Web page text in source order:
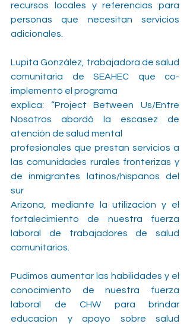
recursos locales y referencias para
personas que necesitan servicios
adicionales.
Lupita González, trabajadora de salud
comunitaria de SEAHEC que co-
implementó el programa
explica: “Project Between Us/Entre
Nosotros abordó la escasez de
atención de salud mental
profesionales que prestan servicios a
las comunidades rurales fronterizas y
de inmigrantes latinos/hispanos del
sur
Arizona, mediante la utilización y el
fortalecimiento de nuestra fuerza
laboral de trabajadores de salud
comunitarios.
Pudimos aumentar las habilidades y el
conocimiento de nuestra fuerza
laboral de CHW para brindar
educación y apoyo sobre salud